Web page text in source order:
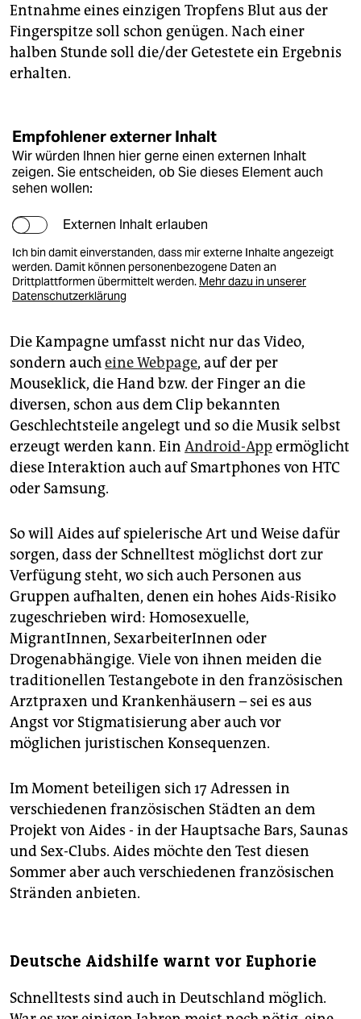
Entnahme eines einzigen Tropfens Blut aus der
Fingerspitze soll schon genügen. Nach einer
halben Stunde soll die/der Getestete ein Ergebnis
erhalten.
Empfohlener externer Inhalt
Wir würden Ihnen hier gerne einen externen Inhalt
zeigen. Sie entscheiden, ob Sie dieses Element auch
sehen wollen:
Externen Inhalt erlauben
Ich bin damit einverstanden, dass mir externe Inhalte angezeigt
werden. Damit können personenbezogene Daten an
Drittplattformen übermittelt werden. Mehr dazu in unserer
Datenschutzerklärung
Die Kampagne umfasst nicht nur das Video,
sondern aucheine Webpage, auf der per
Mouseklick, die Hand bzw. der Finger an die
diversen, schon aus dem Clip bekannten
Geschlechtsteile angelegt und so die Musik selbst
erzeugt werden kann. Ein Android-Appermöglicht
diese Interaktion auch auf Smartphones von HTC
oder Samsung.
So will Aides auf spielerische Art und Weise dafür
sorgen, dass der Schnelltest möglichst dort zur
Verfügung steht, wo sich auch Personen aus
Gruppen aufhalten, denen ein hohes Aids-Risiko
zugeschrieben wird: Homosexuelle,
MigrantInnen, SexarbeiterInnen oder
Drogenabhängige. Viele von ihnen meiden die
traditionellen Testangebote in den französischen
Arztpraxen und Krankenhäusern – sei es aus
Angst vor Stigmatisierung aber auch vor
möglichen juristischen Konsequenzen.
Im Moment beteiligen sich 17 Adressen in
verschiedenen französischen Städten an dem
Projekt von Aides - in der Hauptsache Bars, Saunas
und Sex-Clubs. Aides möchte den Test diesen
Sommer aber auch verschiedenen französischen
Stränden anbieten.
Deutsche Aidshilfe warnt vor Euphorie
Schnelltests sind auch in Deutschland möglich.